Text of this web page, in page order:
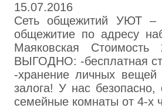
15.07.2016
Сеть общежитий УЮТ –
общежитие по адресу
Маяковская
ВЫГОДНО: -бесплатная
-хранение личных вещей
залога! У нас
семейные комнаты от 4-